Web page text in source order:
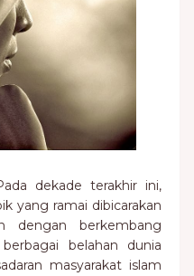
dekade terakhir ini,
yang ramai dibicarakan
dengan berkembang
belahan dunia
masyarakat islam